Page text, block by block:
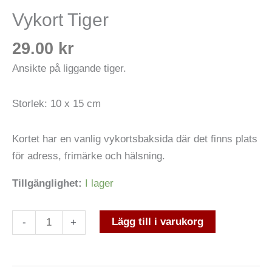
Vykort Tiger
29.00 kr
Ansikte på liggande tiger.
Storlek: 10 x 15 cm
Kortet har en vanlig vykortsbaksida där det finns plats
för adress, frimärke och hälsning.
Tillgänglighet: I lager
- + Lägg till i varukorg